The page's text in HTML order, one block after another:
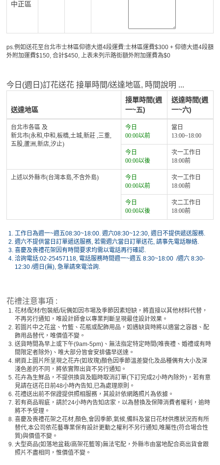
中正區
ps.例如送花至台北市士林區仰德大道4段運費:士林區運費$300 + 仰德大道4段額
外附加運費$150, 合計$450, 上表未列示路街額外附加運費為$0
今日(週日)訂花送花 接單時間/送達地區, 時間說明 ...
送達地區
接單時間(週
一~五)
送達時間(週
一~六)
台北市各區 及
新北市(永和,中和,板橋,土城,新莊 ,三重,
五股,蘆洲,新店,汐止)
今日
00:00以前
當日
13:00~18:00
今日
00:00以後
次一工作日
18:00前
上述以外縣市(台灣本島,不含外島)
今日
00:00以前
次一工作日
18:00前
今日
00:00以後
次二工作日
18:00前
1. 工作日為週一~週五08:30~18:00. 週六08:30~12:30, 週日不提供遞送服務.
2. 週六不提供當日訂單遞送服務, 若需週六當日訂單送花, 請事先電話聯絡.
3. 喜慶及喪禮花架因有時間要求均需以電話再行確認.
4. 洽詢電話:02-25457118, 電話服務時間週一~週五 8:30~18:00 /週六 8:30-
12:30 /週日(無), 急單請來電洽詢.
花禮注意事項 :
1. 花材/配材/包裝紙/玩偶如因市場及季節因素短缺，將直接以其他材料代替，
不再另行通知，唯設計師會以專業判斷呈現最佳設計效果。
2. 若圖片中之花盆、竹籃、花瓶或配飾用品，如遇缺貨時將以適當之容器、配
飾用品替代，唯價值不變。
3. 送貨時間為早上或下午(9am-5pm)、無法指定特定時間(唯喪禮、婚禮或有時
間限定者除外)、唯大部分皆會安排儘早送達。
4. 網頁上圖片所呈現之花卉(如玫瑰)顏色因季節溫差變化及品種偶有大小及深
淺色差的不同，將依實際出貨不另行通知。
5. 花卉為生鮮品，不提供換貨及臨時取消訂單(下訂完成2小時內除外)，若有意
見請在送花日前48小時內告知,已為處理原則。
6. 花禮送出前不保證提供照相服務，其設計依網路照片為依據。
7. 若有商品瑕疵，請於24小時內告知店家，以為替換及保障消費者權利，逾時
將不予受理。
8. 喜慶及喪禮花架之花材,顏色,會因季節,氣候,備料及當日花材供應狀況而有所
替代,本公司依花藝專業保有設計更動之權利不另行通知,唯屬性(符合場合性
質)與價值不變。
9. 大型商品(如落地盆栽/高架花籃等)無法宅配，外縣市由當地配合商出貨會跟
照片不盡相同，惟價值不變。